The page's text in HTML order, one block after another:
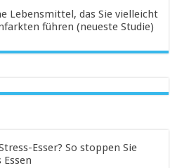
Lebensmittel, das Sie vielleicht
führen (neueste Studie)
Esser? So stoppen Sie